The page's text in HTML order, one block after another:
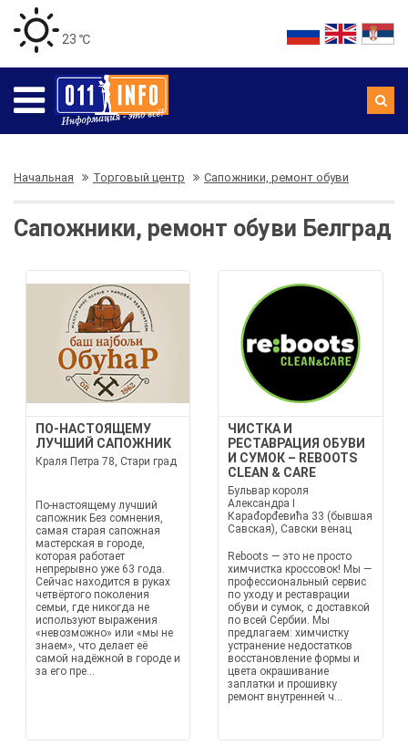
23 ℃
Начальная Торговый центр Сапожники, ремонт обуви
Сапожники, ремонт обуви Белград
ПО-НАСТОЯЩЕМУ
ЛУЧШИЙ САПОЖНИК
Краля Петра 78, Стари град
По-настоящему лучший
сапожник Без сомнения,
самая старая сапожная
мастерская в городе,
которая работает
непрерывно уже 63 года.
Сейчас находится в руках
четвёртого поколения
семьи, где никогда не
используют выражения
«невозможно» или «мы не
знаем», что делает её
самой надёжной в городе и
за его пре...
ЧИСТКА И
РЕСТАВРАЦИЯ ОБУВИ
И СУМОК – REBOOTS
CLEAN & CARE
Бульвар короля
Александра I
Караđорđeвића 33 (бывшая
Савская), Савски венац
Reboots — это не просто
химчистка кроссовок! Мы —
профессиональный сервис
по уходу и реставрации
обуви и сумок, с доставкой
по всей Сербии. Мы
предлагаем: химчистку
устранение недостатков
восстановление формы и
цвета окрашивание
заплатки и прошивку
ремонт внутренней ч...